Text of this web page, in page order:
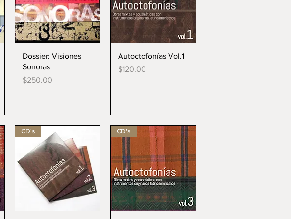
Vista rápida
Dossier: Visiones
Sonoras
Precio
$250.00
Vista rápida
Autoctofonías Vol.1
Precio
$120.00
CD's CD's